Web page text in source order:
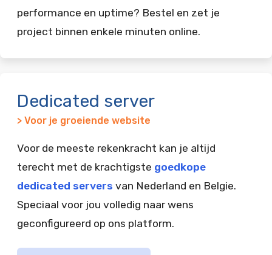
performance en uptime? Bestel en zet je
project binnen enkele minuten online.
Dedicated server
> Voor je groeiende website
Voor de meeste rekenkracht kan je altijd
terecht met de krachtigste goedkope
dedicated servers van Nederland en Belgie.
Speciaal voor jou volledig naar wens
geconfigureerd op ons platform.